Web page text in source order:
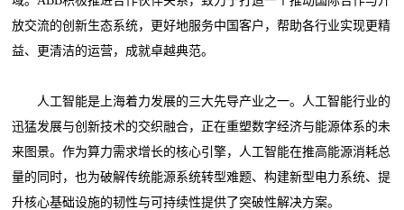
放交流的创新生态系统，更好地服务中国客户，帮助各行业实现更精
益、更清洁的运营，成就卓越典范。
人工智能是上海着力发展的三大先导产业之一。人工智能行业的
迅猛发展与创新技术的交织融合，正在重塑数字经济与能源体系的未
来图景。作为算力需求增长的核心引擎，人工智能在推高能源消耗总
量的同时，也为破解传统能源系统转型难题、构建新型电力系统、提
升核心基础设施的韧性与可持续性提供了突破性解决方案。